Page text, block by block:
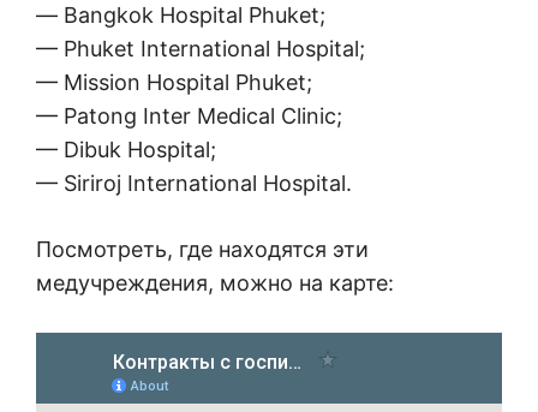
— Bangkok Hospital Phuket;
— Phuket International Hospital;
— Mission Hospital Phuket;
— Patong Inter Medical Clinic;
— Dibuk Hospital;
— Siriroj International Hospital.
Посмотреть, где находятся эти
медучреждения, можно на карте: